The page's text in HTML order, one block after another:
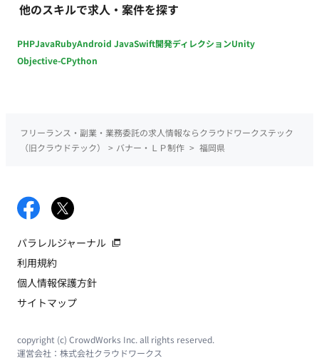
他のスキルで求人・案件を探す
PHPJavaRubyAndroid JavaSwift開発ディレクションUnity
Objective-CPython
フリーランス・副業・業務委託の求人情報ならクラウドワークステック
（旧クラウドテック）
> バナー・ＬＰ制作 > 福岡県
パラレルジャーナル
利用規約
個人情報保護方針
サイトマップ
copyright (c) CrowdWorks Inc. all rights reserved.
運営会社： 株式会社クラウドワークス